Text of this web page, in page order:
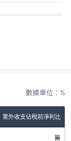
數據單位：%
業外收支佔稅前淨利比
無